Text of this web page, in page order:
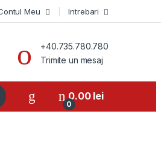
Meu Intrebari
+40.735.780.780
Trimite un mesaj
0
0.00 lei